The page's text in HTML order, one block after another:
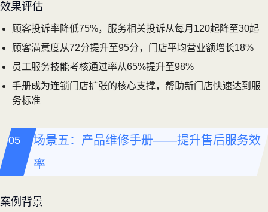
效果评估
顾客投诉率降低75%，服务相关投诉从每月120起降至30起
顾客满意度从72分提升至95分，门店平均营业额增长18%
员工服务技能考核通过率从65%提升至98%
手册成为连锁门店扩张的核心支撑，帮助新门店快速达到服
务标准
场景五：产品维修手册——提升售后服务效
率
案例背景